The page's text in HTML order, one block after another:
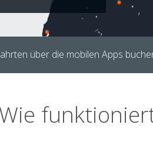
über die mobilen Apps
Wie